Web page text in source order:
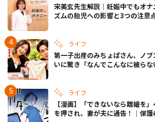
宋美玄先生解説｜妊娠中でもオ
ズムの胎児への影響と3つの注意
ライフ
第一子出産のみちょぱさん、ノ
いに驚き「なんでこんなに被らな
ライフ
【漫画】「できないなら離婚を
を押され、妻が夫に通告！｜保